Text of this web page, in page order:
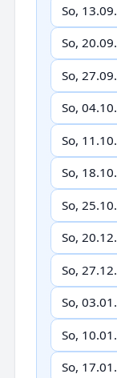
So, 13.09.
So, 20.09.
So, 27.09.
So, 04.10.
So, 11.10.
So, 18.10.
So, 25.10.
So, 20.12.
So, 27.12.
So, 03.01.
So, 10.01.
So, 17.01.